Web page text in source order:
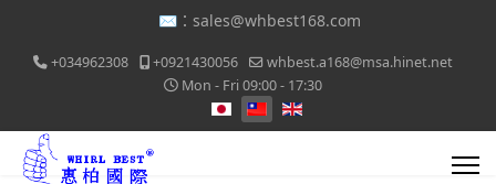
✉️： sales@whbest168.com
+034962308 +0921430056
whbest.a168@msa.hinet.net
Mon - Fri 09:00 - 17:30
選擇你的語言